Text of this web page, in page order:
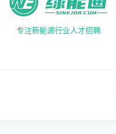
专注新能源行业人才招聘